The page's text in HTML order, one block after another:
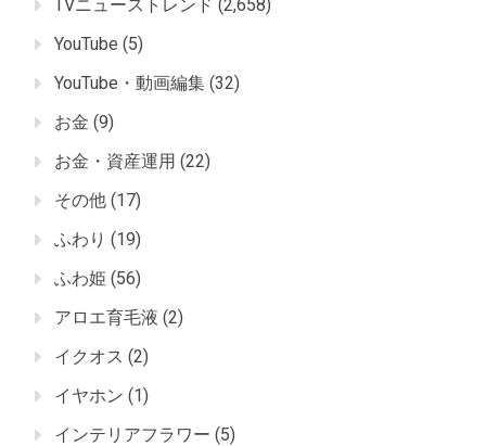
TVニューストレンド (2,658)
YouTube (5)
YouTube・動画編集 (32)
お金 (9)
お金・資産運用 (22)
その他 (17)
ふわり (19)
ふわ姫 (56)
アロエ育毛液 (2)
イクオス (2)
イヤホン (1)
インテリアフラワー (5)